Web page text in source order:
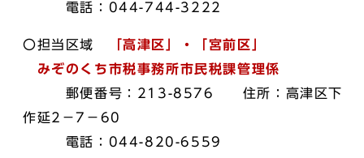
電話：044-744-3222
〇担当区域
「高津区」・「宮前区」
みぞのくち市税事務所市民税課管理係
郵便番号：213-8576 住所：高津区下
作延2－7－60
電話：044-820-6559